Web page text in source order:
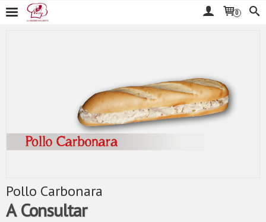
0
Pollo Carbonara
A Consultar